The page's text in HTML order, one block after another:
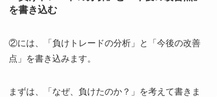
を書き込む
②には、「負けトレードの分析」と「今後の改善
点」を書き込みます。
まずは、「なぜ、負けたのか？」を考えて書きま